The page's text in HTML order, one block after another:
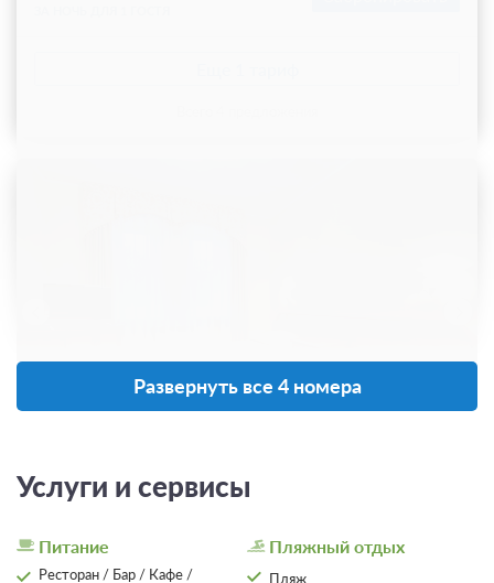
Стандартный 2-местный
Развернуть все 4 номера
Услуги и сервисы
Питание
Ресторан / Бар / Кафе /
Пляжный отдых
Пляж